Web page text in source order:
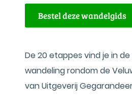
Bestel deze wandelgids
De 20 etappes vind je in
wandeling rondom de
van Uitgeverij